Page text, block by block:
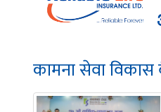
कामना सेवा